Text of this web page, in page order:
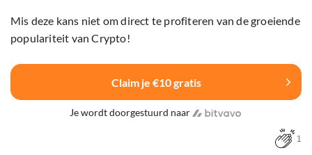
Mis deze kans niet om direct te profiteren van de groeiende
populariteit van Crypto!
Claim je €10 gratis
Je wordt doorgestuurd naar
1